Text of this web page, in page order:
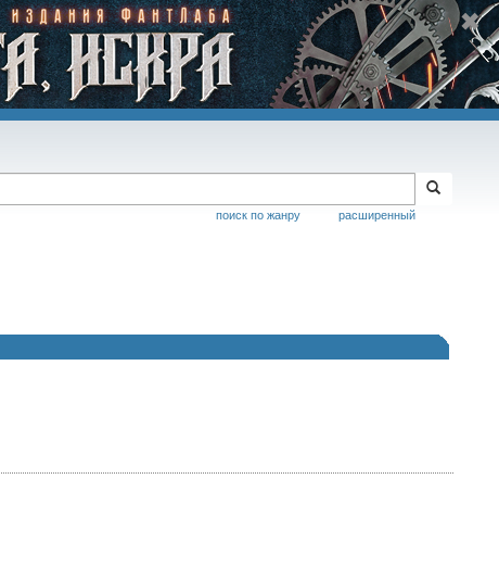
расширенный
поиск по жанру